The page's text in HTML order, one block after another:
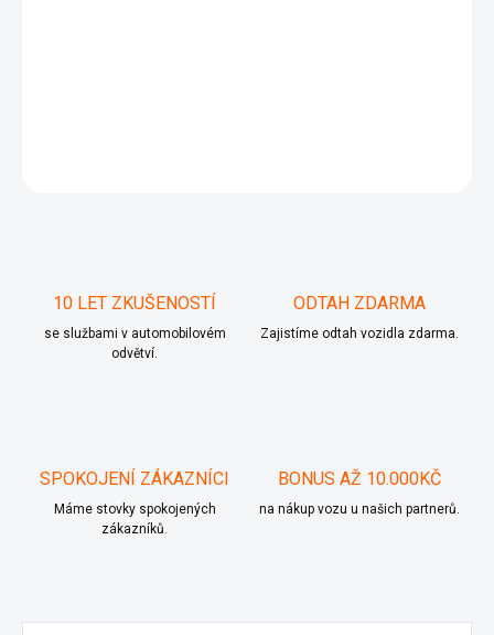
10 LET ZKUŠENOSTÍ
se službami v automobilovém
odvětví.
ODTAH ZDARMA
Zajistíme odtah vozidla zdarma.
SPOKOJENÍ ZÁKAZNÍCI
Máme stovky spokojených
zákazníků.
BONUS AŽ 10.000KČ
na nákup vozu u našich partnerů.